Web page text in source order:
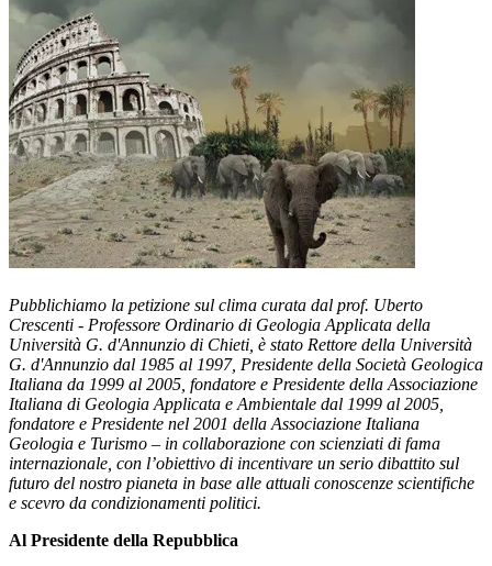
Pubblichiamo la petizione sul clima curata dal prof. Uberto
Crescenti - Professore Ordinario di Geologia Applicata della
Università G. d'Annunzio di Chieti, è stato Rettore della Università
G. d'Annunzio dal 1985 al 1997, Presidente della Società Geologica
Italiana da 1999 al 2005, fondatore e Presidente della Associazione
Italiana di Geologia Applicata e Ambientale dal 1999 al 2005,
fondatore e Presidente nel 2001 della Associazione Italiana
Geologia e Turismo – in collaborazione con scienziati di fama
internazionale, con l’obiettivo di incentivare un serio dibattito sul
futuro del nostro pianeta in base alle attuali conoscenze scientifiche
e scevro da condizionamenti politici.
Al Presidente della Repubblica